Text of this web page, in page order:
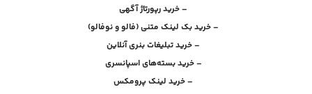
– خرید رپورتاژ آگهی
– خرید بک لینک متنی (فالو و نوفالو)
– خرید تبلیغات بنری آنلاین
– خرید بسته‌های اسپانسری
– خرید لینک پرومکس